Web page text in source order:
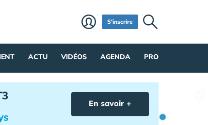
S'inscrire
ACTU VIDÉOS AGENDA PRO
En savoir +